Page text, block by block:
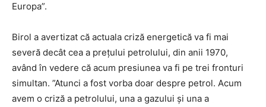
Europa”.
Birol a avertizat că actuala criză energetică va fi mai
severă decât cea a prețului petrolului, din anii 1970,
având în vedere că acum presiunea va fi pe trei fronturi
simultan. ”Atunci a fost vorba doar despre petrol. Acum
avem o criză a petrolului, una a gazului și una a